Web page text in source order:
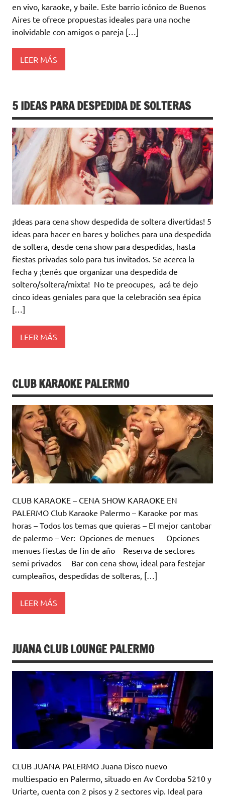
en vivo, karaoke, y baile. Este barrio icónico de Buenos
Aires te ofrece propuestas ideales para una noche
inolvidable con amigos o pareja […]
LEER MÁS
5 IDEAS PARA DESPEDIDA DE SOLTERAS
¡Ideas para cena show despedida de soltera divertidas! 5
ideas para hacer en bares y boliches para una despedida
de soltera, desde cena show para despedidas, hasta
fiestas privadas solo para tus invitados. Se acerca la
fecha y ¡tenés que organizar una despedida de
soltero/soltera/mixta! No te preocupes, acá te dejo
cinco ideas geniales para que la celebración sea épica
[…]
LEER MÁS
CLUB KARAOKE PALERMO
CLUB KARAOKE – CENA SHOW KARAOKE EN
PALERMO Club Karaoke Palermo – Karaoke por mas
horas – Todos los temas que quieras – El mejor cantobar
de palermo – Ver: Opciones de menues Opciones
menues fiestas de fin de año Reserva de sectores
semi privados Bar con cena show, ideal para festejar
cumpleaños, despedidas de solteras, […]
LEER MÁS
JUANA CLUB LOUNGE PALERMO
CLUB JUANA PALERMO Juana Disco nuevo
multiespacio en Palermo, situado en Av Cordoba 5210 y
Uriarte, cuenta con 2 pisos y 2 sectores vip. Ideal para